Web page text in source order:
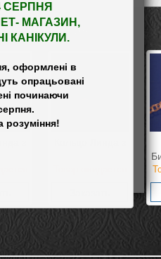
СЕРПНЯ
МАГАЗИН ,
КАНІКУЛИ.
оформлені в
опрацьовані
починаючи
срібло»